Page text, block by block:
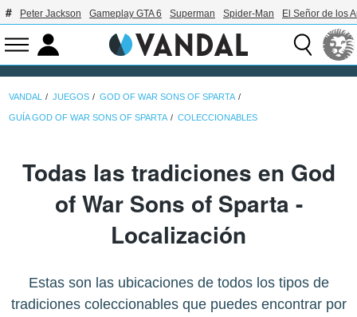
Peter Jackson Gameplay GTA 6 Superman Spider-Man El Señor de los
VANDAL JUEGOS GOD OF WAR SONS OF SPARTA
GUÍA GOD OF WAR SONS OF SPARTA COLECCIONABLES
Todas las tradiciones en God
of War Sons of Sparta -
Localización
Estas son las ubicaciones de todos los tipos de
tradiciones coleccionables que puedes encontrar por